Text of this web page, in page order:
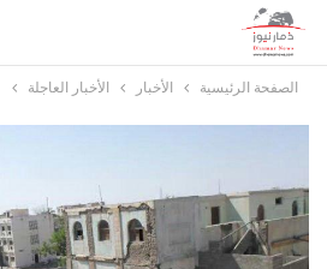
الصفحة الرئيسية الأخبار الأخبار العاجلة